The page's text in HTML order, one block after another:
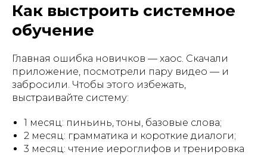
Как выстроить системное
обучение
Главная ошибка новичков — хаос. Скачали
приложение, посмотрели пару видео — и
забросили. Чтобы этого избежать,
выстраивайте систему:
1 месяц: пиньинь, тоны, базовые слова;
2 месяц: грамматика и короткие диалоги;
3 месяц: чтение иероглифов и тренировка